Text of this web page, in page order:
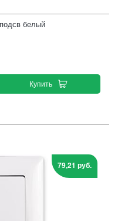
белый
Купить
79,21 руб.